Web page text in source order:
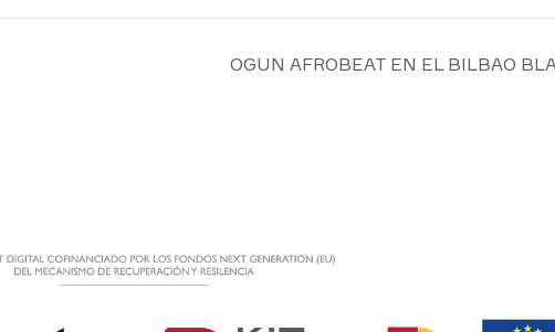
OGUN AFROBEAT EN EL BILBAO